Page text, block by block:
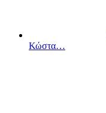
Κώστα…